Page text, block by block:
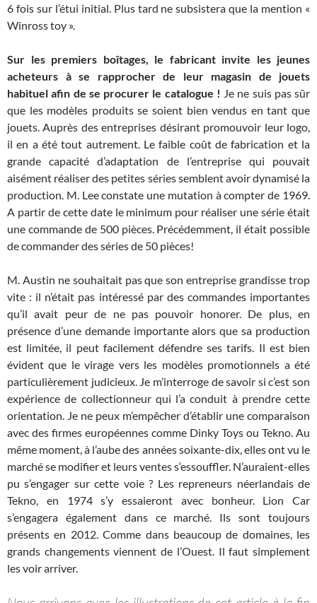
6 fois sur l’étui initial. Plus tard ne subsistera que la mention «
Winross toy ».
Sur les premiers boîtages, le fabricant invite les jeunes
acheteurs à se rapprocher de leur magasin de jouets
habituel afin de se procurer le catalogue ! Je ne suis pas sûr
que les modèles produits se soient bien vendus en tant que
jouets. Auprès des entreprises désirant promouvoir leur logo,
il en a été tout autrement. Le faible coût de fabrication et la
grande capacité d’adaptation de l’entreprise qui pouvait
aisément réaliser des petites séries semblent avoir dynamisé la
production. M. Lee constate une mutation à compter de 1969.
A partir de cette date le minimum pour réaliser une série était
une commande de 500 pièces. Précédemment, il était possible
de commander des séries de 50 pièces!
M. Austin ne souhaitait pas que son entreprise grandisse trop
vite : il n’était pas intéressé par des commandes importantes
qu’il avait peur de ne pas pouvoir honorer. De plus, en
présence d’une demande importante alors que sa production
est limitée, il peut facilement défendre ses tarifs. Il est bien
évident que le virage vers les modèles promotionnels a été
particulièrement judicieux. Je m’interroge de savoir si c’est son
expérience de collectionneur qui l’a conduit à prendre cette
orientation. Je ne peux m’empêcher d’établir une comparaison
avec des firmes européennes comme Dinky Toys ou Tekno. Au
même moment, à l’aube des années soixante-dix, elles ont vu le
marché se modifier et leurs ventes s‘essouffler. N’auraient-elles
pu s’engager sur cette voie ? Les repreneurs néerlandais de
Tekno, en 1974 s’y essaieront avec bonheur. Lion Car
s’engagera également dans ce marché. Ils sont toujours
présents en 2012. Comme dans beaucoup de domaines, les
grands changements viennent de l’Ouest. Il faut simplement
les voir arriver.